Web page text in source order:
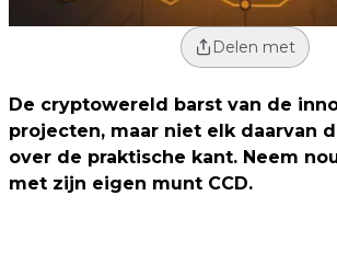
Delen met
De cryptowereld barst van de
projecten, maar niet elk daarvan
over de praktische kant. Neem
met zijn eigen munt CCD.